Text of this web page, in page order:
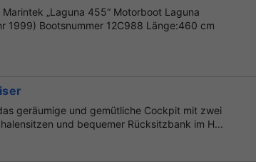
„Laguna 455“ Motorboot Laguna
1999) Bootsnummer 12C988 Länge:460 cm
geräumige und gemütliche Cockpit mit zwei
und bequemer Rücksitzbank im H...